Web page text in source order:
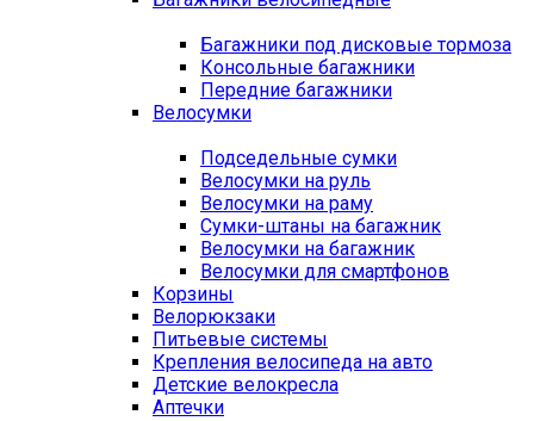
Багажники под дисковые тормоза
Консольные багажники
Передние багажники
Велосумки
Подседельные сумки
Велосумки на руль
Велосумки на раму
Сумки-штаны на багажник
Велосумки на багажник
Велосумки для смартфонов
Корзины
Велорюкзаки
Питьевые системы
Крепления велосипеда на авто
Детские велокресла
Аптечки